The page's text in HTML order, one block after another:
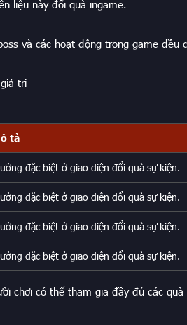
liệu này đổi quà ingame.
và các hoạt động trong game đều
trị
tả
đặc biệt ở giao diện đổi quà sự kiện.
đặc biệt ở giao diện đổi quà sự kiện.
đặc biệt ở giao diện đổi quà sự kiện.
đặc biệt ở giao diện đổi quà sự kiện.
chơi có thể tham gia đầy đủ các